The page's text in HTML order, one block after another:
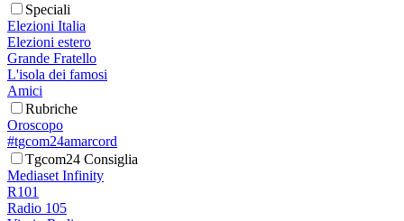
Speciali
Elezioni Italia
Elezioni estero
Grande Fratello
L'isola dei famosi
Amici
Rubriche
Oroscopo
#tgcom24amarcord
Tgcom24 Consiglia
Mediaset Infinity
R101
Radio 105